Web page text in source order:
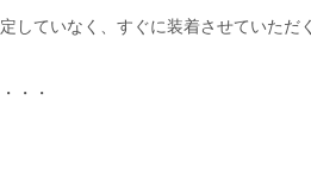
していなく、すぐに装着させていただ
・・